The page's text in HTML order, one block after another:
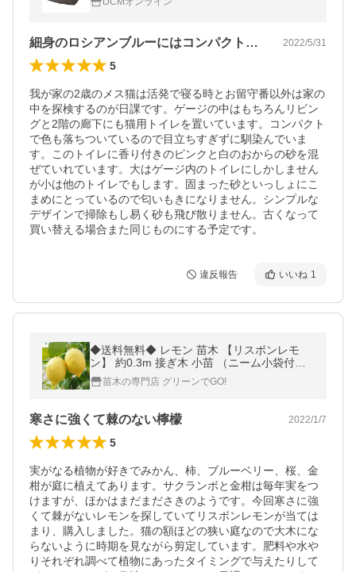
細身のロシアンブルーにはコンパクトトイレ 2022/5/31
5
我が家の2歳のメス猫は活発で寝る時とお留守番以外は家の
中を探検するのが日課です。ゲージの中はもちろんリビン
グと2階の廊下にも猫用トイレを置いています。コンパクト
で色も落ちついているので目立ちすぎずに馴染んでいま
す。このトイレに香り付きのピンクと白のおからの砂を混
ぜていれています。大はゲージ内のトイレにしかしません
が小は他のトイレでもします。固まった砂といっしょにこ
まめにとっているので匂いもきになりません。シンプルな
デザインで掃除もし易く砂も飛び散りません。古くなって
買い替える場合また同じものにする予定です。
違反報告 いいね 1
◆送料無料◆ レモン 苗木 【リスボンレモ
ン】 約0.3m 接ぎ木 小苗 （ニーム小袋付
き） ※北海道・沖縄は送料無料適用外です。
苗木の専門店 グリーンでGO!
寒さに強くて棘のない檸檬 2022/1/7
5
実がなる植物が好きでみかん、柿、ブルーベリー、桜、金
柑が庭に植えてあります。サクランボと金柑は毎年実をつ
けますが、ほかはまだまださきのようです。今回寒さに強
くて棘がないレモンを探していてリスボンレモンが当ては
まり、購入しました。猫の額ほどの狭い庭なので大木にな
らないように時期を見ながら剪定しています。肥料や水や
りそれぞれ調べて植物にあったタイミングで与えたりして